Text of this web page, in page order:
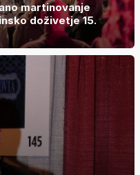
martinovanje
doživetje 15.